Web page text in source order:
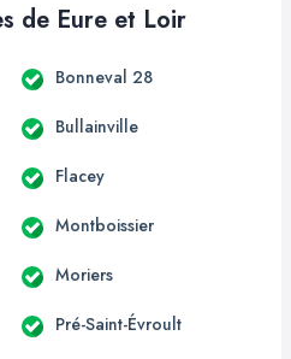
de Eure et Loir
Bonneval 28
Bullainville
Flacey
Montboissier
Moriers
Pré-Saint-Évroult